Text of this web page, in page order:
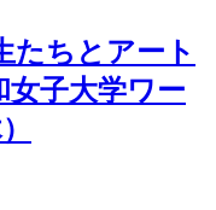
たちとアート
子大学ワー